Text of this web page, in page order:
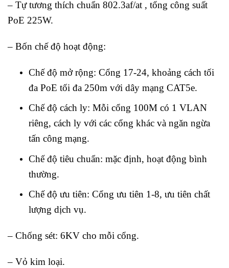
– Tự tương thích chuẩn 802.3af/at , tổng công suất
PoE 225W.
– Bốn chế độ hoạt động:
Chế độ mở rộng: Cổng 17-24, khoảng cách tối
đa PoE tối đa 250m với dây mạng CAT5e.
Chế độ cách ly: Mỗi cổng 100M có 1 VLAN
riêng, cách ly với các cổng khác và ngăn ngừa
tấn công mạng.
Chế độ tiêu chuẩn: mặc định, hoạt động bình
thường.
Chế độ ưu tiên: Cổng ưu tiên 1-8, ưu tiên chất
lượng dịch vụ.
– Chống sét: 6KV cho mỗi cổng.
– Vỏ kim loại.